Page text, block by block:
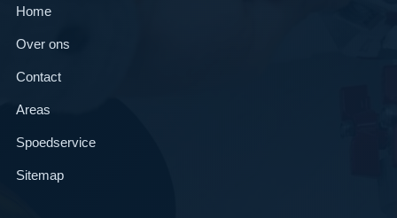
Home
Over ons
Contact
Areas
Spoedservice
Sitemap